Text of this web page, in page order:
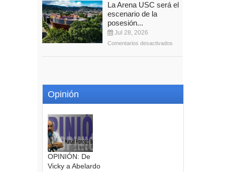
La Arena USC será el
escenario de la
posesión...
Jul 28, 2026
Comentarios desactivados
Opinión
OPINIÓN: De
Vicky a Abelardo